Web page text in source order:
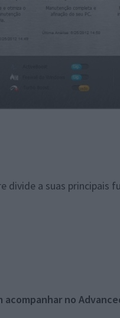
divide a suas principais
no